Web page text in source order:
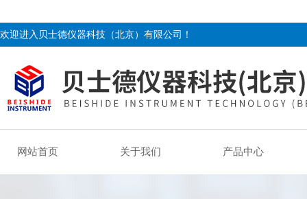
欢迎进入贝士德仪器科技（北京）有限公司！
网站首页 关于我们 产品中心